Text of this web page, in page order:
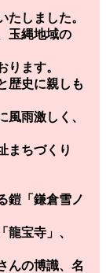
たしました。
玉縄地域の
ります。
歴史に親しも
雨激しく、
まちづくり
鎧「鎌倉雪ノ
宝寺」、
んの博識、名